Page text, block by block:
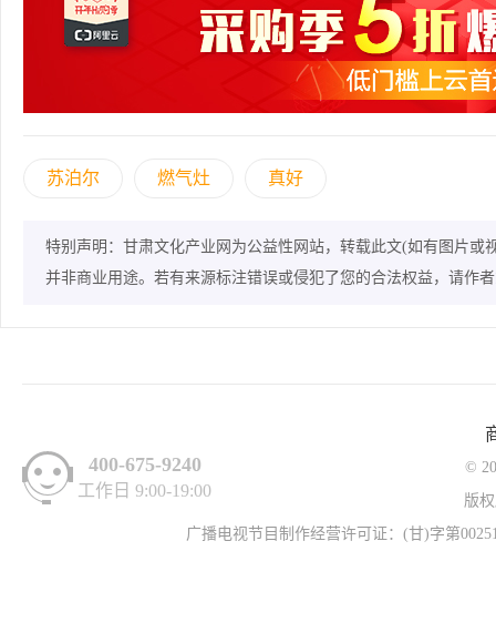
苏泊尔 燃气灶 真好
特别声明：甘肃文化产业网为公益性网站，转载此文(如有图片
并非商业用途。若有来源标注错误或侵犯了您的合法权益，请作
400-675-9240
工作日 9:00-19:00
©
版
广播电视节目制作经营许可证：(甘)字第